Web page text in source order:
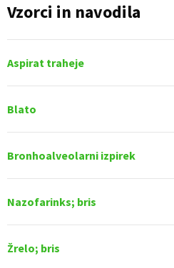
Vzorci in navodila
Aspirat traheje
Blato
Bronhoalveolarni izpirek
Nazofarinks; bris
Žrelo; bris